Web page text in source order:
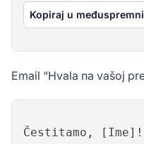
Kopiraj u
Email “Hvala na vašoj
Čestitamo, [Ime]!